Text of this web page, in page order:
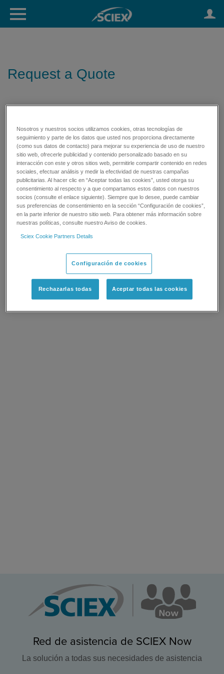
Request a Quote
Red de asistencia de SCIEX Now
La solución a todas sus necesidades de asistencia
Nosotros y nuestros socios utilizamos cookies, otras tecnologías de
seguimiento y parte de los datos que usted nos proporciona directamente
(como sus datos de contacto) para mejorar su experiencia de uso de nuestro
sitio web, ofrecerle publicidad y contenido personalizado basado en su
interacción con este y otros sitios web, permitirle compartir contenido en redes
sociales, efectuar análisis y medir la efectividad de nuestras campañas
publicitarias. Al hacer clic en “Aceptar todas las cookies”, usted otorga su
consentimiento al respecto y a que compartamos estos datos con nuestros
socios (consulte el enlace siguiente). Siempre que lo desee, puede cambiar
sus preferencias de consentimiento en la sección “Configuración de cookies”,
en la parte inferior de nuestro sitio web. Para obtener más información sobre
nuestras políticas, consulte nuestro Aviso de cookies.
Sciex Cookie Partners Details
Configuración de cookies
Rechazarlas todas Aceptar todas las cookies